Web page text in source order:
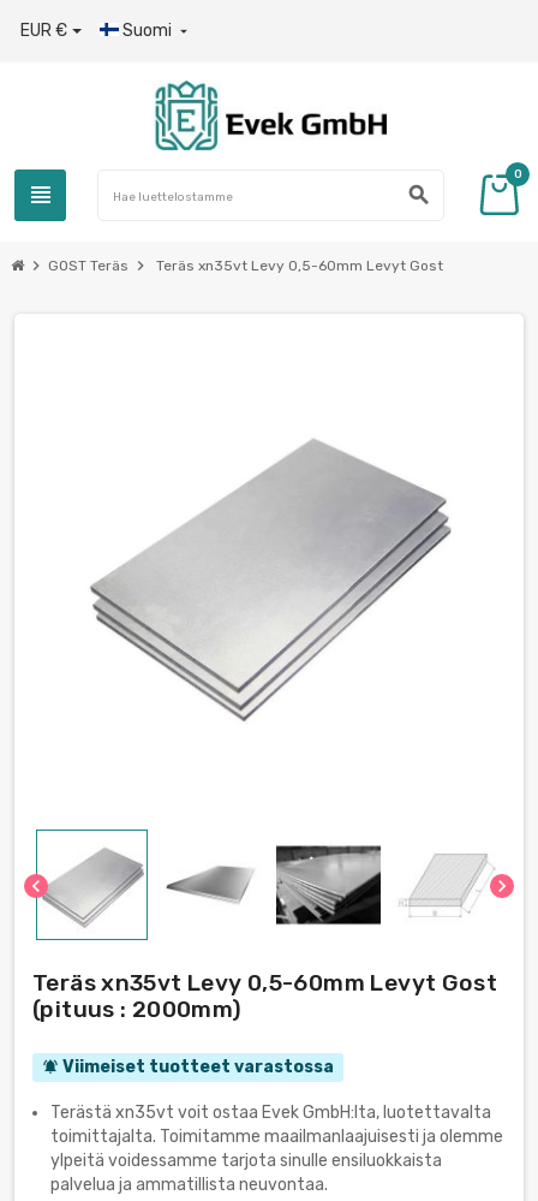
EUR € Suomi 
view_headline search
0
chevron_right GOST Teräs chevron_right Teräs xn35vt Levy 0,5-60mm Levyt Gost
chevron_left chevron_right
Teräs xn35vt Levy 0,5-60mm Levyt Gost
(pituus : 2000mm)
notifications_active Viimeiset tuotteet varastossa
Terästä xn35vt voit ostaa Evek GmbH:lta, luotettavalta
toimittajalta. Toimitamme maailmanlaajuisesti ja olemme
ylpeitä voidessamme tarjota sinulle ensiluokkaista
palvelua ja ammatillista neuvontaa.